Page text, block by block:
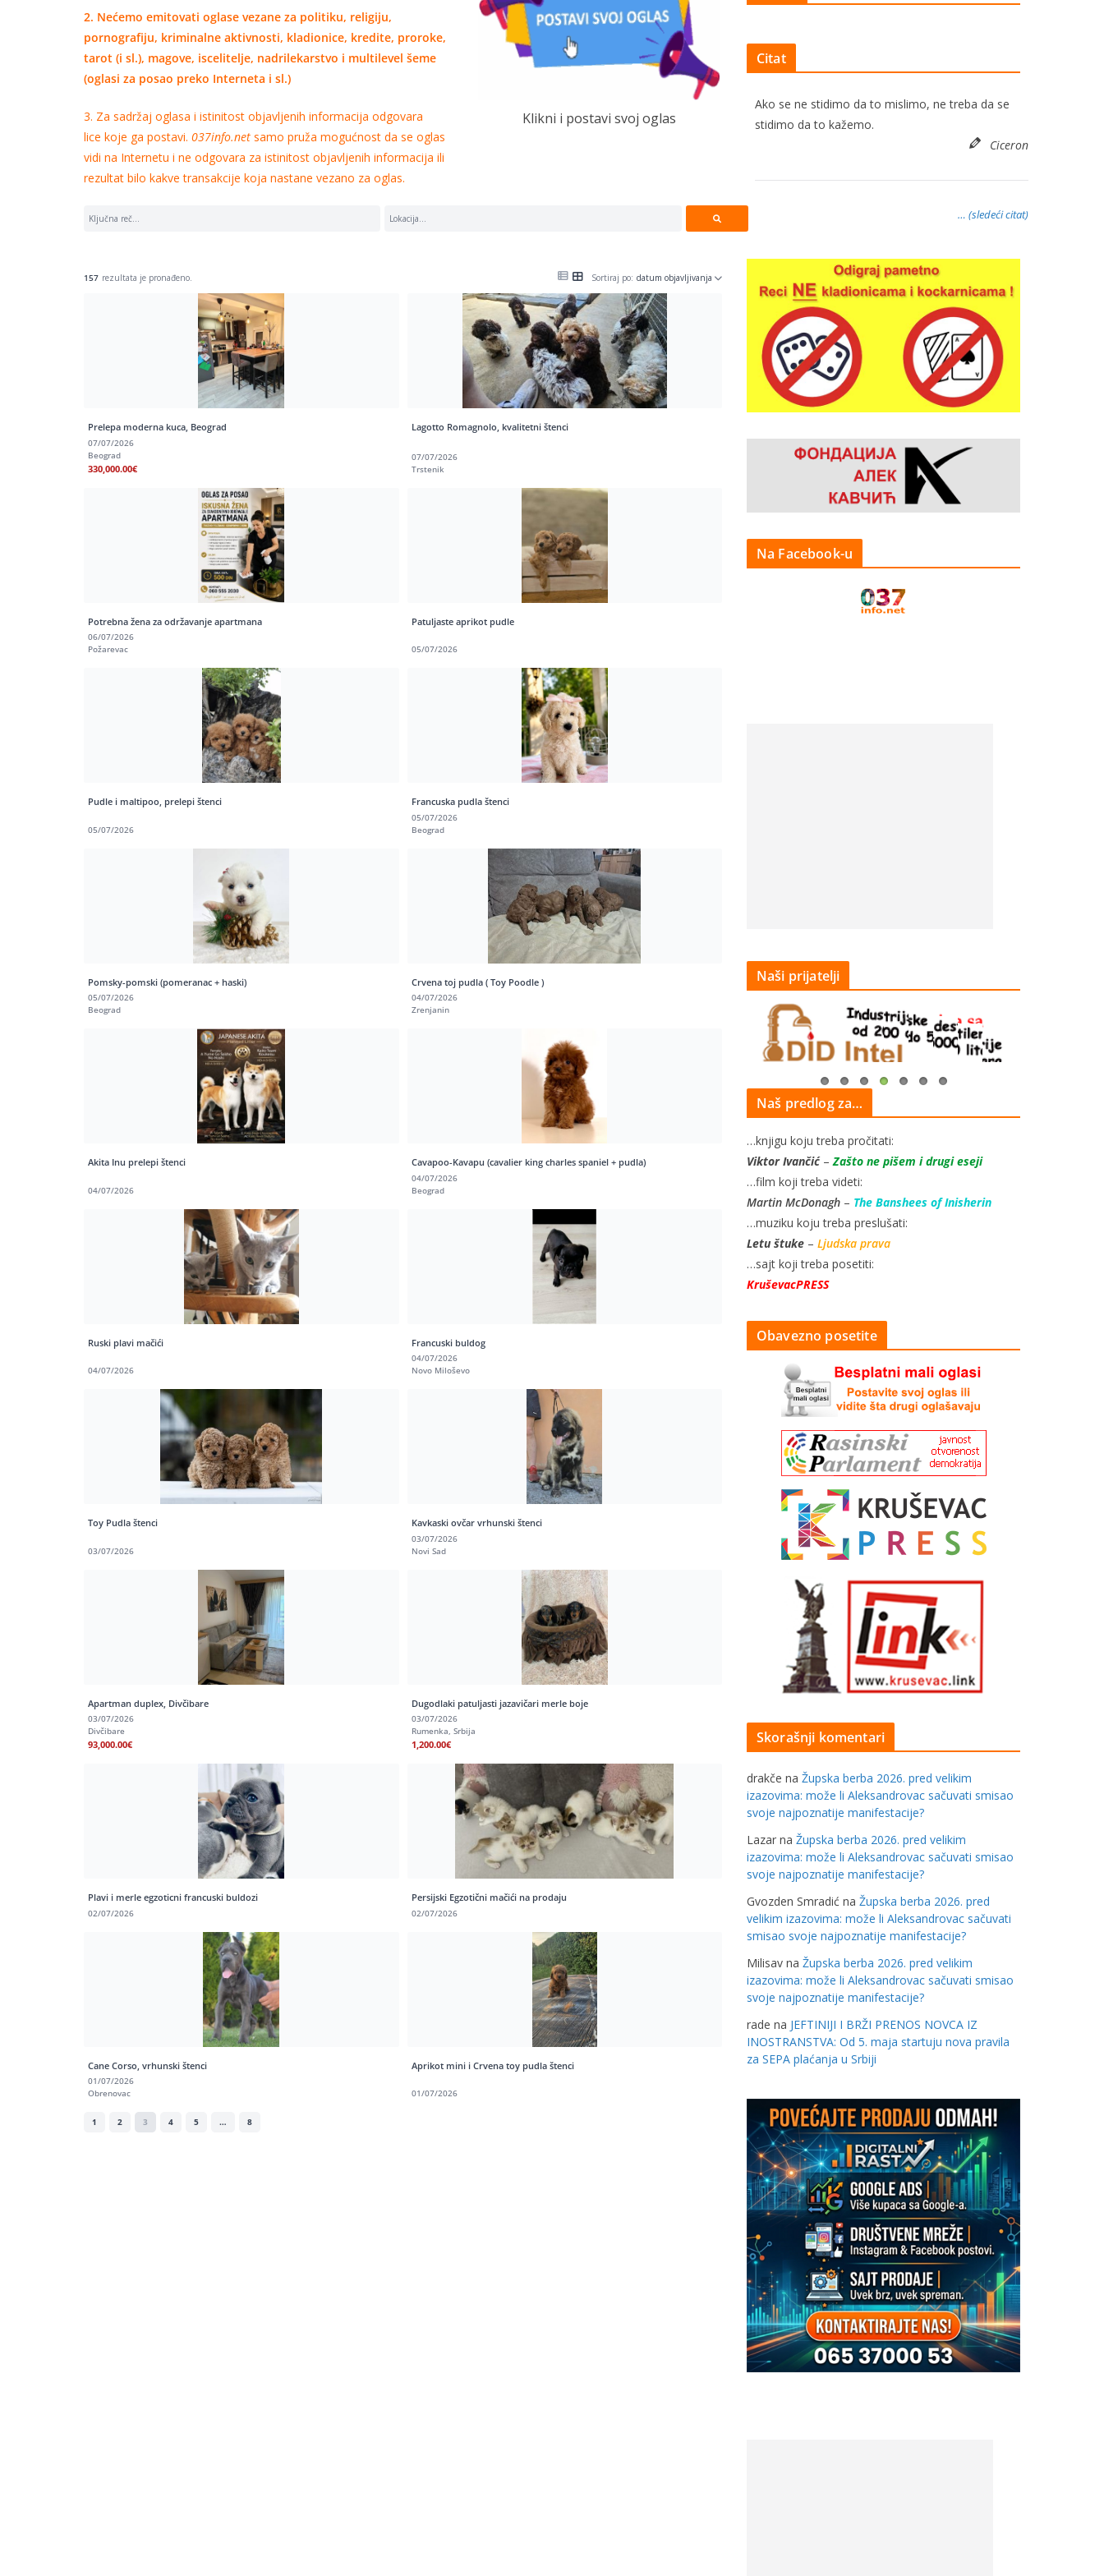
Klikni i postavi svoj oglas
2. Nećemo emitovati oglase vezane za politiku, religiju,
pornografiju, kriminalne aktivnosti, kladionice, kredite, proroke,
tarot (i sl.), magove, iscelitelje, nadrilekarstvo i multilevel šeme
(oglasi za posao preko Interneta i sl.)
3. Za sadržaj oglasa i istinitost objavljenih informacija odgovara
lice koje ga postavi. 037info.net samo pruža mogućnost da se oglas
vidi na Internetu i ne odgovara za istinitost objavljenih informacija ili
rezultat bilo kakve transakcije koja nastane vezano za oglas.
Sortiraj po: datum objavljivanja
157 rezultata je pronađeno.
Prelepa moderna kuca, Beograd
07/07/2026
Beograd
330,000.00€
Lagotto Romagnolo, kvalitetni štenci
07/07/2026
Trstenik
Potrebna žena za održavanje apartmana
06/07/2026
Požarevac
Patuljaste aprikot pudle
05/07/2026
Pudle i maltipoo, prelepi štenci
05/07/2026
Francuska pudla štenci
05/07/2026
Beograd
Pomsky-pomski (pomeranac + haski)
05/07/2026
Beograd
Crvena toj pudla ( Toy Poodle )
04/07/2026
Zrenjanin
Akita Inu prelepi štenci
04/07/2026
Cavapoo-Kavapu (cavalier king charles spaniel + pudla)
04/07/2026
Beograd
Ruski plavi mačići
04/07/2026
Francuski buldog
04/07/2026
Novo Miloševo
Toy Pudla štenci
03/07/2026
Kavkaski ovčar vrhunski štenci
03/07/2026
Novi Sad
Apartman duplex, Divčibare
03/07/2026
Divčibare
93,000.00€
Dugodlaki patuljasti jazavičari merle boje
03/07/2026
Rumenka, Srbija
1,200.00€
Plavi i merle egzoticni francuski buldozi
02/07/2026
Persijski Egzotični mačići na prodaju
02/07/2026
Cane Corso, vrhunski štenci
01/07/2026
Obrenovac
Aprikot mini i Crvena toy pudla štenci
01/07/2026
1 2 3 4 5 … 8
Citat
Ako se ne stidimo da to mislimo, ne treba da se
stidimo da to kažemo.
Ciceron
… (sledeći citat)
Na Facebook-u
Naši prijatelji
Naš predlog za…
…knjigu koju treba pročitati:
Viktor Ivančić– Zašto ne pišem i drugi eseji
…film koji treba videti:
Martin McDonagh – The Banshees of Inisherin
…muziku koju treba preslušati:
Letu štuke – Ljudska prava
…sajt koji treba posetiti:
KruševacPRESS
Obavezno posetite
Skorašnji komentari
drakče na Župska berba 2026. pred velikim
izazovima: može li Aleksandrovac sačuvati smisao
svoje najpoznatije manifestacije?
Lazar na Župska berba 2026. pred velikim
izazovima: može li Aleksandrovac sačuvati smisao
svoje najpoznatije manifestacije?
Gvozden Smradić na Župska berba 2026. pred
velikim izazovima: može li Aleksandrovac sačuvati
smisao svoje najpoznatije manifestacije?
Milisav na Župska berba 2026. pred velikim
izazovima: može li Aleksandrovac sačuvati smisao
svoje najpoznatije manifestacije?
rade na JEFTINIJI I BRŽI PRENOS NOVCA IZ
INOSTRANSTVA: Od 5. maja startuju nova pravila
za SEPA plaćanja u Srbiji